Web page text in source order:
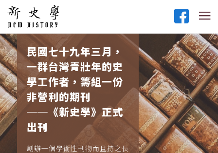
民國七十九年三月，
一群台灣青壯年的史
學工作者，籌組一份
非營利的期刊
──《新史學》正式
出刊
創辦一個學術性刊物而且持之長